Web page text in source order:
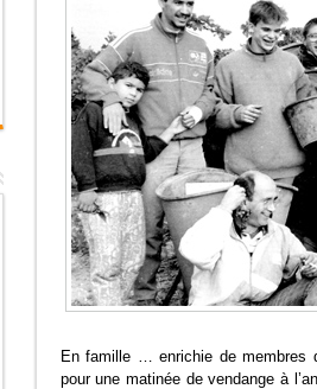
En famille … enrichie de membres
pour une matinée de vendange à